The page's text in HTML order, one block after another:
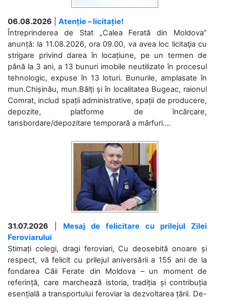
06.08.2026
Atenție – licitație!
Întreprinderea de Stat „Calea Ferată din Moldova”
anunță: la 11.08.2026, ora 09.00, va avea loc licitaţia cu
strigare privind darea în locațiune, pe un termen de
până la 3 ani, a 13 bunuri imobile neutilizate în procesul
tehnologic, expuse în 13 loturi. Bunurile, amplasate în
mun.Chișinău, mun.Bălți și în localitatea Bugeac, raionul
Comrat, includ spații administrative, spații de producere,
depozite, platforme de încărcare,
tansbordare/depozitare temporară a mărfuri....
31.07.2026
Mesaj de felicitare cu prilejul Zilei
Feroviarului
Stimați colegi, dragi feroviari, Cu deosebită onoare și
respect, vă felicit cu prilejul aniversării a 155 ani de la
fondarea Căii Ferate din Moldova – un moment de
referință, care marchează istoria, tradiția și contribuția
esențială a transportului feroviar la dezvoltarea țării. De-